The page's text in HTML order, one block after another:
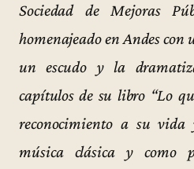
Sociedad de Mejoras
homenajeado en Andes con
un escudo y la
capítulos de su libro “Lo
reconocimiento a su
música clásica y como